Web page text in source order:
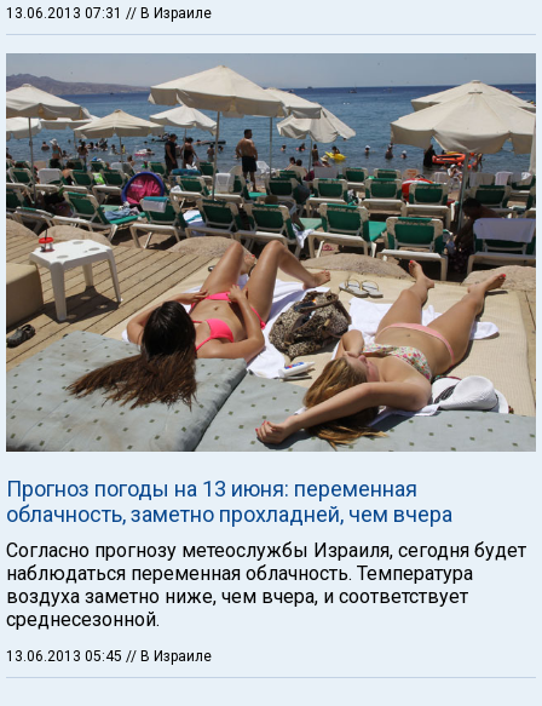
13.06.2013 07:31 // В Израиле
Прогноз погоды на 13 июня: переменная
облачность, заметно прохладней, чем вчера
Согласно прогнозу метеослужбы Израиля, сегодня будет
наблюдаться переменная облачность. Температура
воздуха заметно ниже, чем вчера, и соответствует
среднесезонной.
13.06.2013 05:45 // В Израиле